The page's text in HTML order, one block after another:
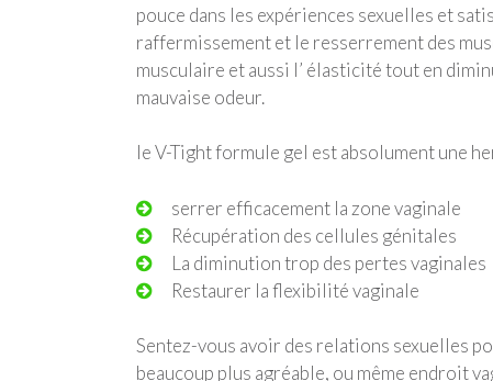
pouce dans les expériences sexuelles et
raffermissement et le resserrement des
musculaire et aussi l’ élasticité tout en
mauvaise odeur.
le V-Tight formule gel est absolument une
serrer efficacement la zone vaginale
Récupération des cellules génitales
La diminution trop des pertes vaginales
Restaurer la flexibilité vaginale
Sentez-vous avoir des relations sexuelles
beaucoup plus agréable, ou même endroit